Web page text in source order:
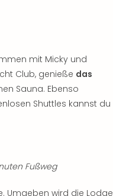
mit Micky und
Club, genieße das
Sauna. Ebenso
Shuttles kannst du
Fußweg
Umgeben wird die Lodge